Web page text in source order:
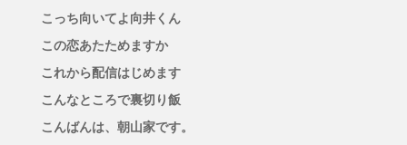
こっち向いてよ向井くん
この恋あたためますか
これから配信はじめます
こんなところで裏切り飯
こんばんは、朝山家です。